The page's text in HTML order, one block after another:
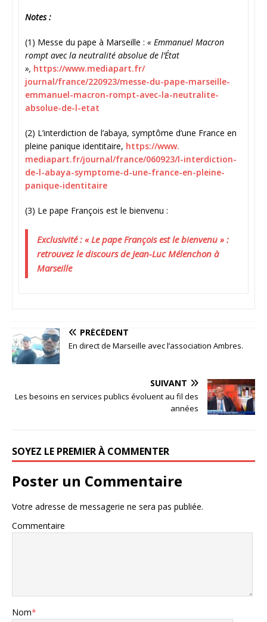
Notes :
(1) Messe du pape à Marseille : « Emmanuel Macron
rompt avec la neutralité absolue de l’État
», https://www.mediapart.fr/
journal/france/220923/messe-du-pape-marseille-
emmanuel-macron-rompt-avec-la-neutralite-
absolue-de-l-etat
(2) L’interdiction de l’abaya, symptôme d’une France en
pleine panique identitaire, https://www.
mediapart.fr/journal/france/060923/l-interdiction-
de-l-abaya-symptome-d-une-france-en-pleine-
panique-identitaire
(3) Le pape François est le bienvenu :
Exclusivité : « Le pape François est le bienvenu » :
retrouvez le discours de Jean-Luc Mélenchon à
Marseille
PRÉCÉDENT
En direct de Marseille avec l’association Ambres.
SUIVANT
Les besoins en services publics évoluent au fil des
années
SOYEZ LE PREMIER À COMMENTER
Poster un Commentaire
Votre adresse de messagerie ne sera pas publiée.
Commentaire
Nom*